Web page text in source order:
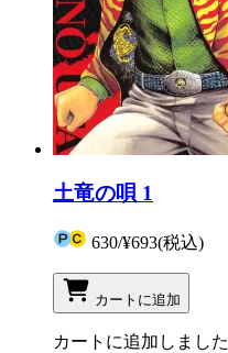
土竜の唄 1
630/¥693(税込)
カートに追加
カートに追加しました